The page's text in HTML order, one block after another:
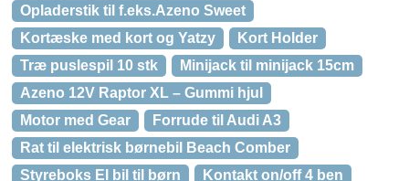
Opladerstik til f.eks.Azeno Sweet
Kortæske med kort og Yatzy
Kort Holder
Træ puslespil 10 stk
Minijack til minijack 15cm
Azeno 12V Raptor XL – Gummi hjul
Motor med Gear
Forrude til Audi A3
Rat til elektrisk børnebil Beach Comber
Styreboks El bil til børn
Kontakt on/off 4 ben